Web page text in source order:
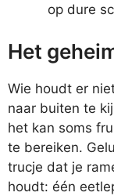
op dure
Het
Wie houdt er
naar buiten te
het kan soms
te bereiken.
trucje dat je
houdt: één